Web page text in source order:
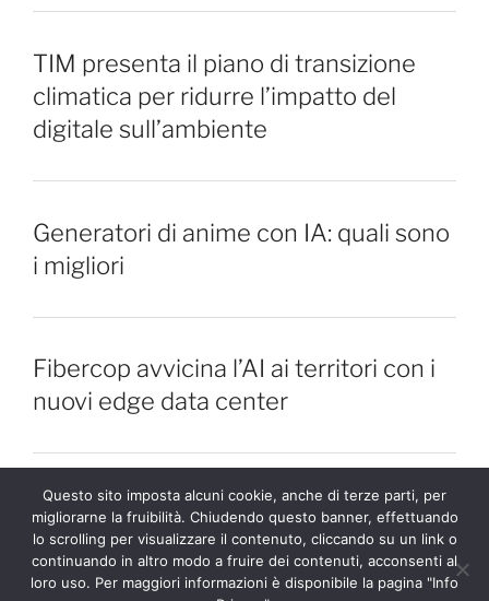
TIM presenta il piano di transizione
climatica per ridurre l’impatto del
digitale sull’ambiente
Generatori di anime con IA: quali sono
i migliori
Fibercop avvicina l’AI ai territori con i
nuovi edge data center
Twitter FacebookInstagramLinkedInYouTube
Questo sito imposta alcuni cookie, anche di terze parti, per
migliorarne la fruibilità. Chiudendo questo banner, effettuando
lo scrolling per visualizzare il contenuto, cliccando su un link o
continuando in altro modo a fruire dei contenuti, acconsenti al
loro uso. Per maggiori informazioni è disponibile la pagina "Info